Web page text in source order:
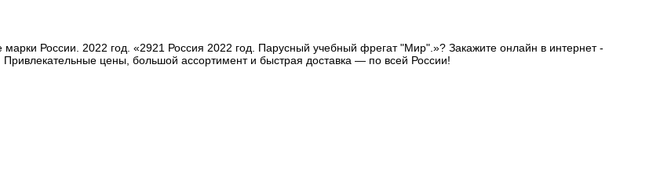
марки России. 2022 год. «2921 Россия 2022 год. Парусный учебный фрегат "Мир".»? Закажите онлайн в интернет -
Привлекательные цены, большой ассортимент и быстрая доставка — по всей России!